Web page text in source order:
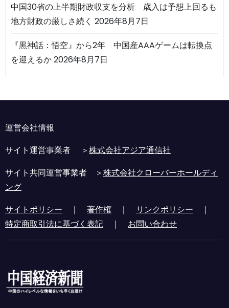
中国30省の上半期財政収支を分析 歳入は予想上回るも
地方財政の厳しさ続く 2026年8月7日
『黒神話：悟空』から2年 中国産AAAゲームは転換点
を迎えるか2026年8月7日
運営会社情報
サイト運営事業者 ＞株式会社アジア通信社
サイト共同運営事業者 ＞株式会社クローバーホールディ
ング
サイトポリシー ｜ 著作権 ｜ リンクポリシー ｜
特定商取引法に基づく表記 ｜ お問い合わせ